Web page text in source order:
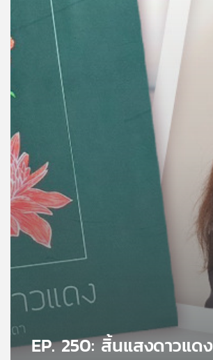
และ
เกี่ยว
กับ
เรา
เครือ
ไทย
เอส EP. 250: สิ้นแสงดาวแดง